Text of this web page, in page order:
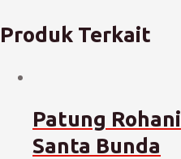
Produk Terkait
Patung Rohani
Santa Bunda